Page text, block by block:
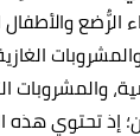
والأطفال
والمشروبات
إذ تحتوي هذه